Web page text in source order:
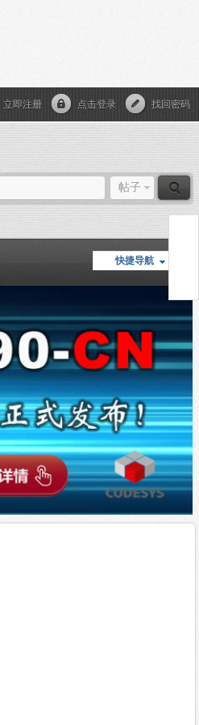
立即注册 点击登录 找回密码
帖子
快捷导航